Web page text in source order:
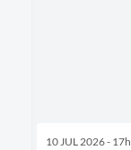
10 JUL 2026 -